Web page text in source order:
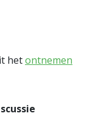
hetontnemen